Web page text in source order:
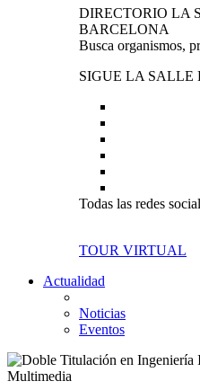
DIRECTORIO LA
BARCELONA
Busca organismos,
SIGUE LA SALLE
Todas las redes
TOUR VIRTUAL
Actualidad
Noticias
Eventos